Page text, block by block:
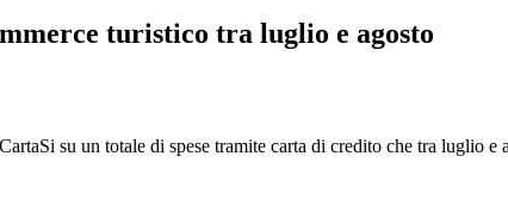
turistico tra luglio e agosto
su un totale di spese tramite carta di credito che tra luglio